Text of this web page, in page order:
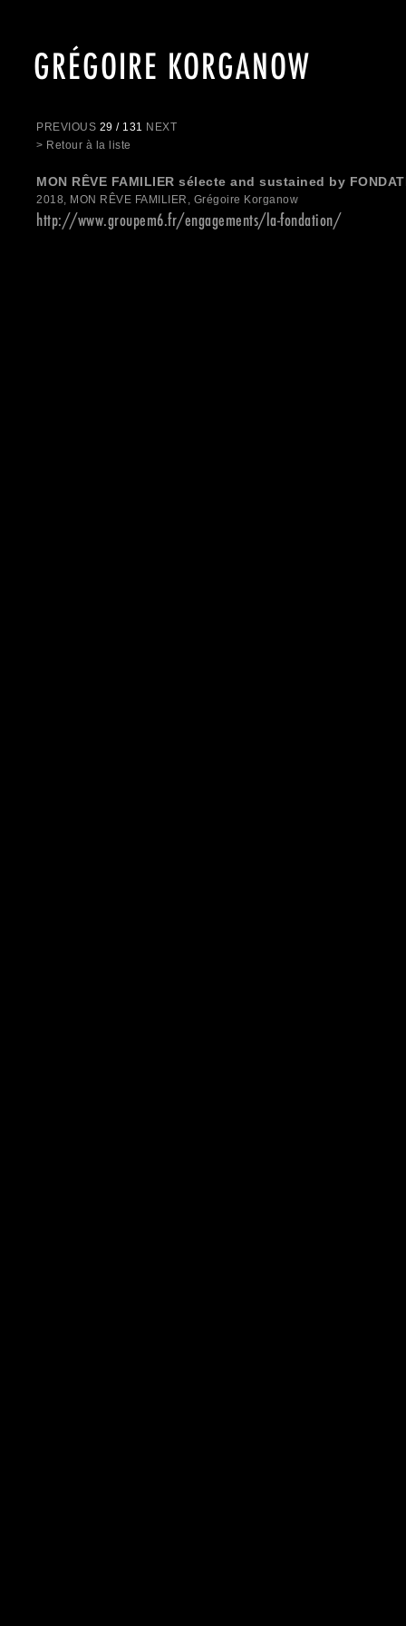
GRÉGOIRE KORGANOW
PREVIOUS 29 / 131 NEXT
> Retour à la liste
MON RÊVE FAMILIER sélecte and sustained by
2018, MON RÊVE FAMILIER, Grégoire Korganow
http://www.groupem6.fr/engagements/la-fondation/